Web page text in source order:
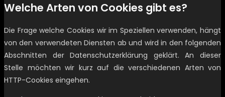
Welche Arten von Cookies gibt es?
Die Frage welche Cookies wir im Speziellen verwenden, hängt
von den verwendeten Diensten ab und wird in den folgenden
Abschnitten der Datenschutzerklärung geklärt. An dieser
Stelle möchten wir kurz auf die verschiedenen Arten von
HTTP-Cookies eingehen.